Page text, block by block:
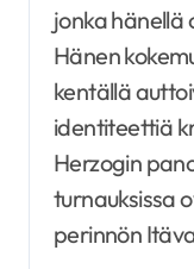
jonka hänellä
Hänen
kentällä
identiteettiä
Herzogin
turnauksissa
perinnön